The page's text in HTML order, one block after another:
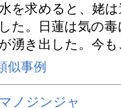
を求めると、姥
た。日蓮は気の
湧き出した。今
似事例
ノジンジャ